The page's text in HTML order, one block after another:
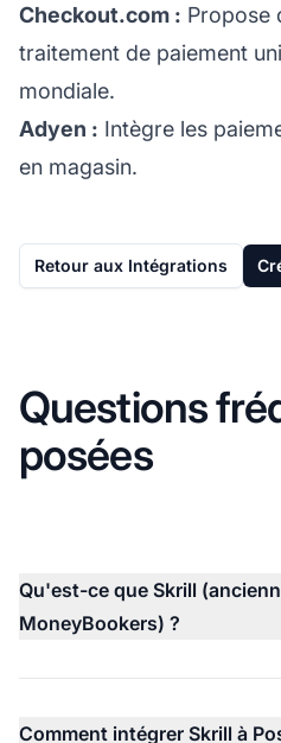
Checkout.com : Propose
traitement de paiement
mondiale.
Adyen : Intègre les
en magasin.
Retour aux Intégrations
Questions
posées
Qu'est-ce que Skrill
MoneyBookers) ?
Comment intégrer Skrill à